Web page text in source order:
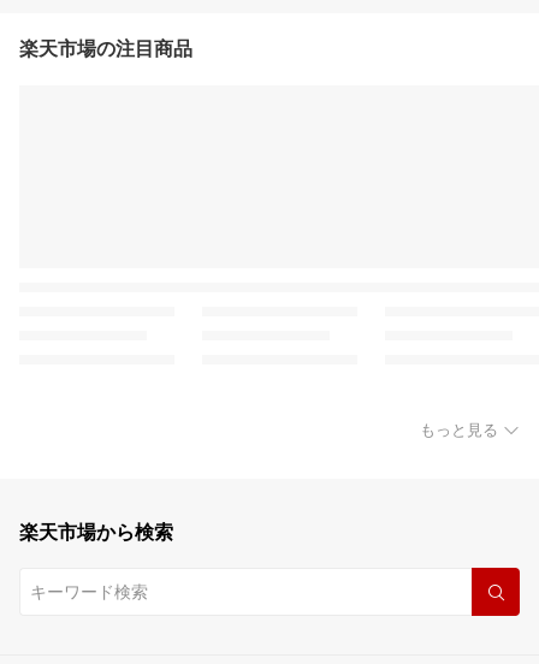
楽天市場の注目商品
もっと見る
楽天市場から検索